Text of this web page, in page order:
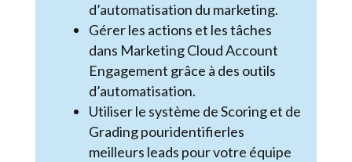
d’automatisation du marketing.
Gérer les actions et les tâches
dans Marketing Cloud Account
Engagement grâce à des outils
d’automatisation.
Utiliser le système de Scoring et de
Grading pouridentifierles
meilleurs leads pour votre équipe